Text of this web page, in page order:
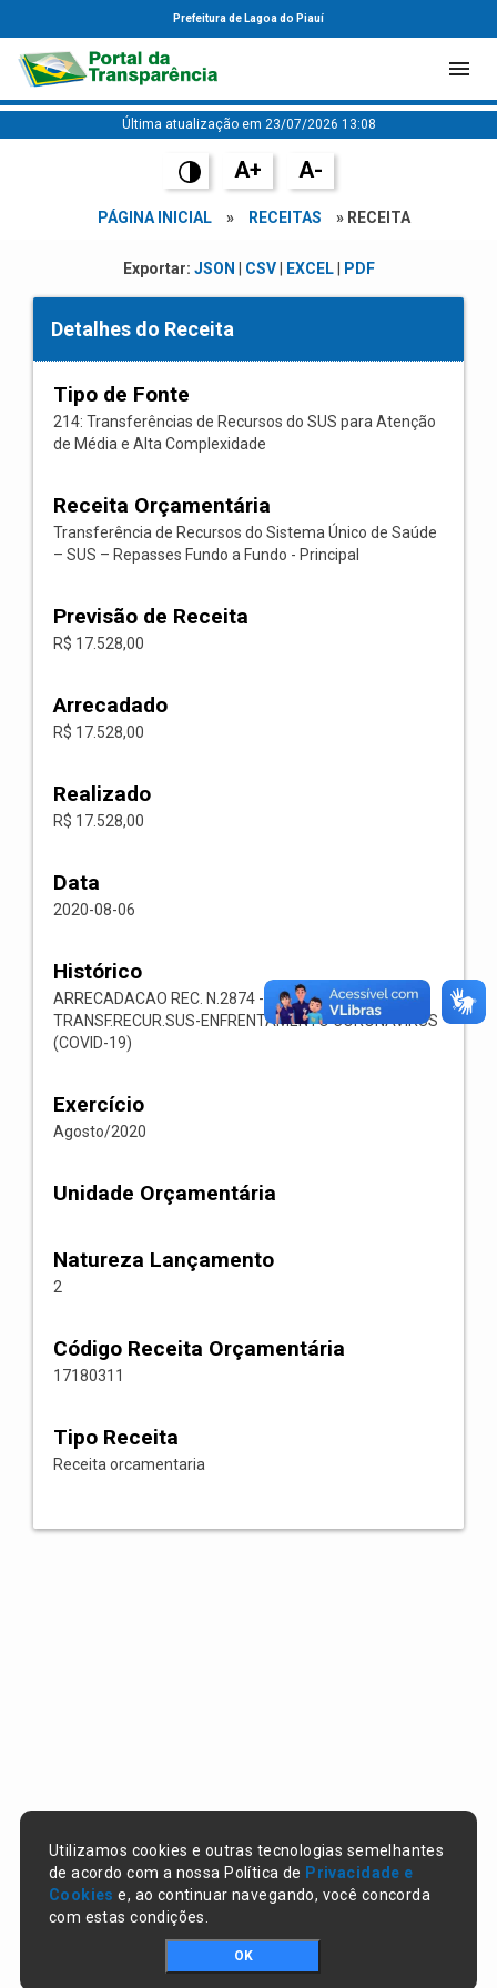
Prefeitura de Lagoa do Piauí
Última atualização em 23/07/2026 13:08
A+ A-
PÁGINA INICIAL » RECEITAS » RECEITA
Exportar: JSON CSV| EXCEL| PDF
Detalhes do Receita
Tipo de Fonte
214: Transferências de Recursos do SUS para Atenção
de Média e Alta Complexidade
Receita Orçamentária
Transferência de Recursos do Sistema Único de Saúde
– SUS – Repasses Fundo a Fundo - Principal
Previsão de Receita
R$ 17.528,00
Arrecadado
R$ 17.528,00
Realizado
R$ 17.528,00
Data
2020-08-06
Histórico
ARRECADACAO REC. N.2874 -- 1718.03.1.1.11-
TRANSF.RECUR.SUS-ENFRENTAMENTO CORONAVIRUS
(COVID-19)
Exercício
Agosto/2020
Unidade Orçamentária
Natureza Lançamento
2
Código Receita Orçamentária
17180311
Tipo Receita
Receita orcamentaria
Utilizamos cookies e outras tecnologias semelhantes
de acordo com a nossa Política de Privacidade e
Cookies e, ao continuar navegando, você concorda
com estas condições.
OK